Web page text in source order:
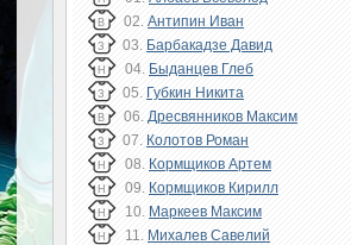
В 02. Антипин Иван
З 03. Барбакадзе Давид
Н 04. Быданцев Глеб
З 05. Губкин Никита
В 06. Дресвянников Максим
З 07. Колотов Роман
Н 08. Кормщиков Артем
Н 09. Кормщиков Кирилл
Н 10. Маркеев Максим
Н 11. Михалев Савелий